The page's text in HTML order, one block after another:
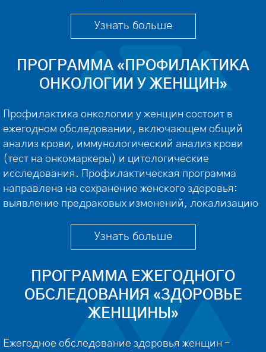
обследования: повышенная. В группе риска:
женщины с ранней или поздней менопаузой
лишним весом, хроническими […]
Узнать больше
ПРОГРАММА «ПРОФИЛАКТИКА
ОНКОЛОГИИ У ЖЕНЩИН»
Профилактика онкологии у женщин состоит в
ежегодном обследовании, включающем общий
анализ крови, иммунологический анализ крови
(тест на онкомаркеры) и цитологические
исследования. Профилактическая программа
направлена на сохранение женского здоровья:
выявление предраковых изменений, локализацию
динамики заболевания (стадии) и эффективности
назначенного лечения. Диагностике поддается рак
тела матки, поджелудочной […]
Узнать больше
ПРОГРАММА ЕЖЕГОДНОГО
ОБСЛЕДОВАНИЯ «ЗДОРОВЬЕ
ЖЕНЩИНЫ»
Ежегодное обследование здоровья женщин –